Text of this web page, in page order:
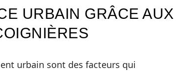
URBAIN GRÂCE AUX
urbain sont des facteurs qui